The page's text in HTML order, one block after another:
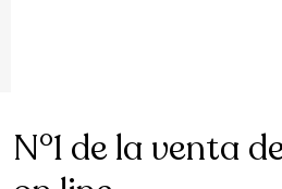
N°1 de la venta